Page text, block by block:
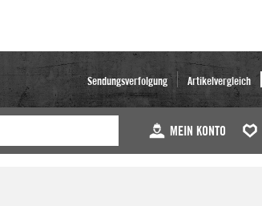
Sendungsverfolgung Artikelvergleich
MEIN KONTO